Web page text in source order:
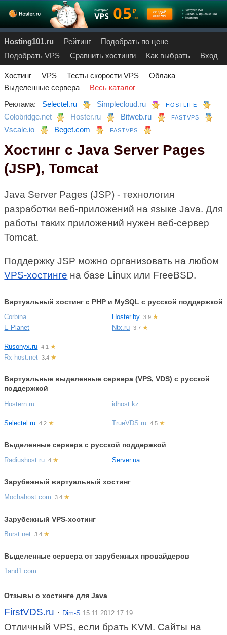
Hosting101.ru Рейтинг
Подобрать по цене
Подобрать VPS
Сравнить хостинги Как выбрать Вход
Хостинг VPS Тесты скорости VPS
Облака
Выделенные сервера
Весь каталог
Реклама:
Selectel.ru Simplecloud.ru HOSTLIFE
Colobridge.net Hoster.ru Bitweb.ru FASTVPS
Vscale.io Beget.com FASTVPS
Хостинг с Java Server Pages
(JSP), Tomcat
Java Server Pages (JSP) - технология
разработки веб-приложений на языке Java. Для
работы таких приложений нужен веб-сервер
Tomcat.
Поддержку JSP можно организовать на любом
VPS-хостинге на базе Linux или FreeBSD.
Виртуальный хостинг c PHP и MySQL с русской поддержкой
Corbina
E-Planet
Hoster.by 3.9 ★
Ntx.ru
3.7 ★
Rusonyx.ru 4.1 ★
Rx-host.net
3.4 ★
Виртуальные выделенные сервера (VPS, VDS) с русской
поддержкой
Hostern.ru idhost.kz
Selectel.ru 4.2 ★ TrueVDS.ru 4.5 ★
Выделенные сервера с русской поддержкой
Radiushost.ru 4 ★ Server.ua
Зарубежный виртуальный хостинг
Mochahost.com 3.4 ★
Зарубежный VPS-хостинг
Burst.net 3.4 ★
Выделенные сервера от зарубежных провайдеров
1and1.com
Отзывы о хостинге для Java
FirstVDS.ru · Dim-S 15.11.2012 17:19
Отличный VPS, если брать KVM. Сайты на